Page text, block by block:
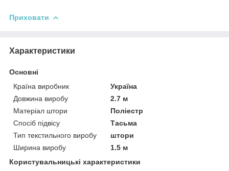
Приховати
Характеристики
Основні
Країна виробник
Україна
Довжина виробу
2.7 м
Матеріал штори
Поліестр
Спосіб підвісу
Тасьма
Тип текстильного виробу
штори
Ширина виробу
1.5 м
Користувальницькі характеристики